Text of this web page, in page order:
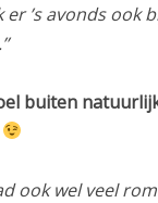
er ’s avonds ook
buiten
ook wel veel